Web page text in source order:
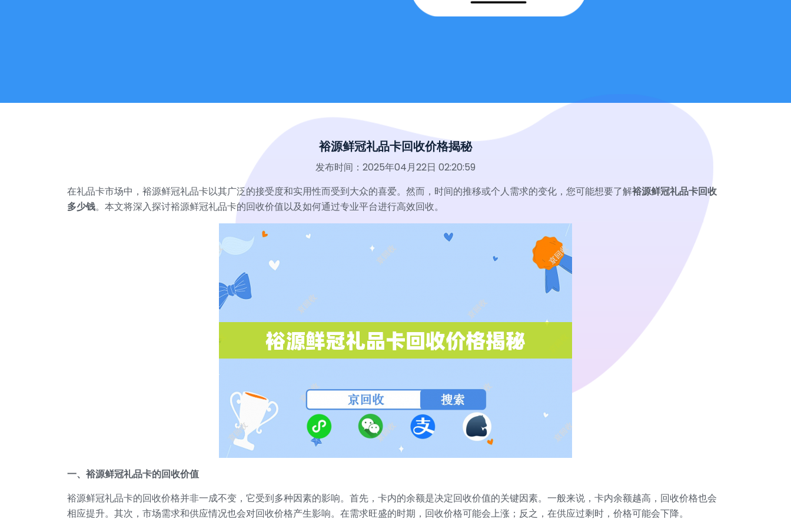
裕源鲜冠礼品卡回收价格揭秘
发布时间：2025年04月22日 02:20:59
在礼品卡市场中，裕源鲜冠礼品卡以其广泛的接受度和实用性而受到大众的喜爱。然而，时间的推移或个人需求的变化，您可能想要了解裕源鲜冠礼品卡回收
多少钱。本文将深入探讨裕源鲜冠礼品卡的回收价值以及如何通过专业平台进行高效回收。
一、裕源鲜冠礼品卡的回收价值
裕源鲜冠礼品卡的回收价格并非一成不变，它受到多种因素的影响。首先，卡内的余额是决定回收价值的关键因素。一般来说，卡内余额越高，回收价格也会
相应提升。其次，市场需求和供应情况也会对回收价格产生影响。在需求旺盛的时期，回收价格可能会上涨；反之，在供应过剩时，价格可能会下降。